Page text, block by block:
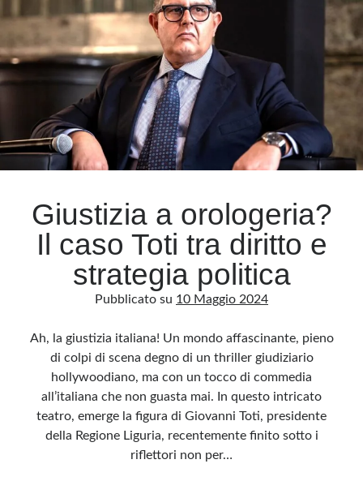
e
naufragio
della
sinistra
forcaiola
Giustizia a orologeria?
Il caso Toti tra diritto e
strategia politica
Pubblicato su 10 Maggio 2024
Ah, la giustizia italiana! Un mondo affascinante, pieno
di colpi di scena degno di un thriller giudiziario
hollywoodiano, ma con un tocco di commedia
all’italiana che non guasta mai. In questo intricato
teatro, emerge la figura di Giovanni Toti, presidente
della Regione Liguria, recentemente finito sotto i
riflettori non per…